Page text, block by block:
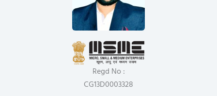
Regd No :
CG13D0003328